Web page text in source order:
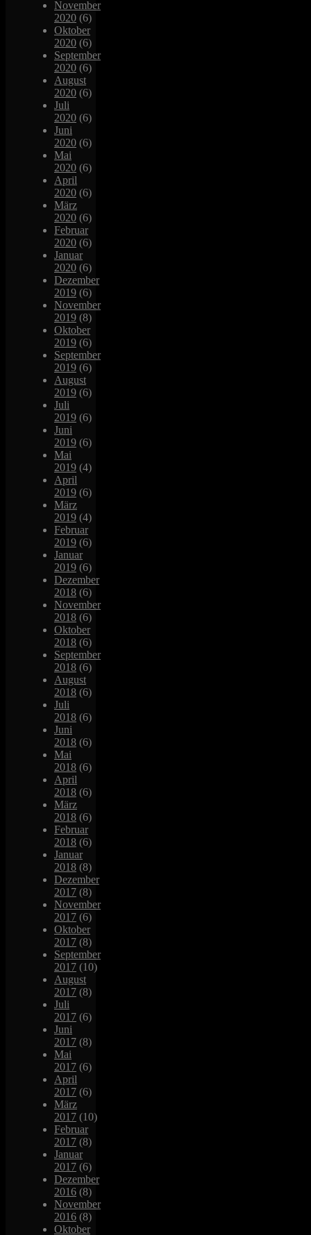
November
2020 (6)
Oktober
2020 (6)
September
2020 (6)
August
2020 (6)
Juli
2020 (6)
Juni
2020 (6)
Mai
2020 (6)
April
2020 (6)
März
2020 (6)
Februar
2020 (6)
Januar
2020 (6)
Dezember
2019 (6)
November
2019 (8)
Oktober
2019 (6)
September
2019 (6)
August
2019 (6)
Juli
2019 (6)
Juni
2019 (6)
Mai
2019 (4)
April
2019 (6)
März
2019 (4)
Februar
2019 (6)
Januar
2019 (6)
Dezember
2018 (6)
November
2018 (6)
Oktober
2018 (6)
September
2018 (6)
August
2018 (6)
Juli
2018 (6)
Juni
2018 (6)
Mai
2018 (6)
April
2018 (6)
März
2018 (6)
Februar
2018 (6)
Januar
2018 (8)
Dezember
2017 (8)
November
2017 (6)
Oktober
2017 (8)
September
2017 (10)
August
2017 (8)
Juli
2017 (6)
Juni
2017 (8)
Mai
2017 (6)
April
2017 (6)
März
2017 (10)
Februar
2017 (8)
Januar
2017 (6)
Dezember
2016 (8)
November
2016 (8)
Oktober